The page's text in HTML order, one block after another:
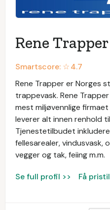
Rene Trapper
Smartscore: ☆4.7
Rene Trapper er Norges
trappevask. Rene
mest miljøvennlige
leverer alt innen renhold
Tjenestetilbudet
fellesarealer, vindusvask,
vegger og tak, feiing m.m.
Se full profil >> Få